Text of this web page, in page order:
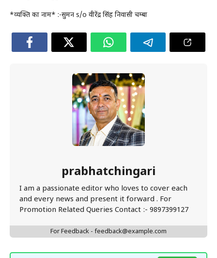
*व्यक्ति का नाम* :-सुमन s/o वीरेंद्र सिंह निवासी चम्बा
prabhatchingari
I am a passionate editor who loves to cover each
and every news and present it forward . For
Promotion Related Queries Contact :- 9897399127
For Feedback - feedback@example.com